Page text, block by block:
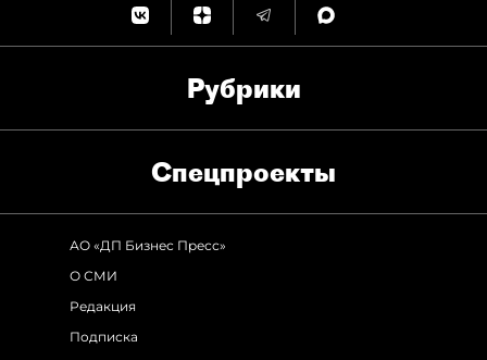
Рубрики
Спец­проекты
АО «ДП Бизнес Пресс»
О СМИ
Редакция
Подписка